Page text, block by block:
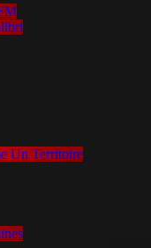
Un Territoire